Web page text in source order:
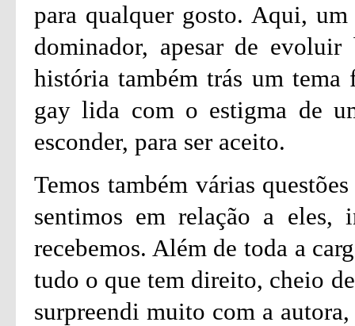
para qualquer gosto. Aqui,
dominador, apesar de
história também trás um
gay lida com o estigma de
esconder, para ser aceito.
Temos também várias
sentimos em relação a eles,
recebemos. Além de toda a
tudo o que tem direito, cheio
surpreendi muito com a